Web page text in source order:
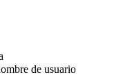
de usuario